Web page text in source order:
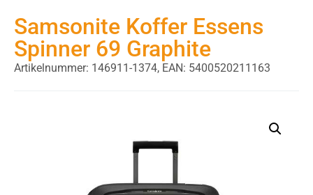
Samsonite Koffer Essens
Spinner 69 Graphite
Artikelnummer: 146911-1374, EAN: 5400520211163